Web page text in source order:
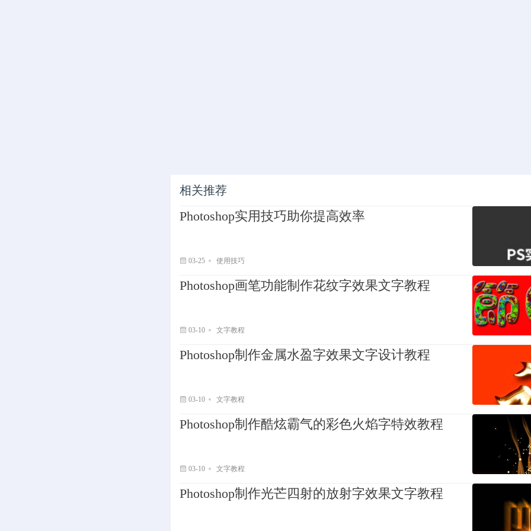
相关推荐
Photoshop实用技巧助你提高效率
03-25 使用技巧
Photoshop画笔功能制作花纹字效果文字教程
03-10 文字教程
Photoshop制作金属水盈字效果文字设计教程
03-10 文字教程
Photoshop制作酷炫霸气的彩色火焰字特效教程
03-10 文字教程
Photoshop制作光芒四射的放射字效果文字教程